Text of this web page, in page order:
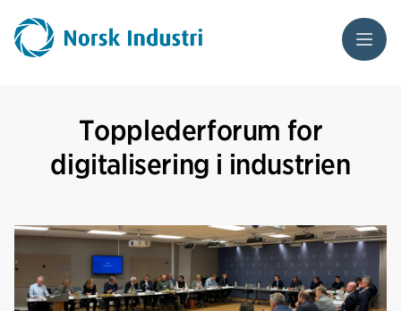
Meny
Topplederforum for
digitalisering i industrien